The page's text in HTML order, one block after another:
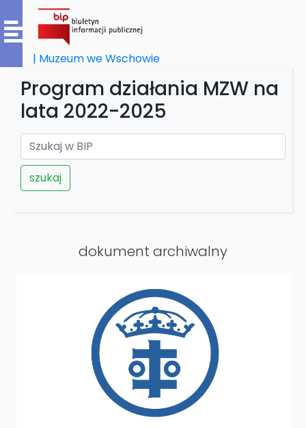
| Muzeum we Wschowie
Program działania MZW na
lata 2022-2025
szukaj
dokument archiwalny